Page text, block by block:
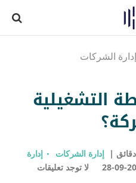
إدارة الشركات
التشغيلية
إدارة الشركات
إدارة
لا توجد تعليقات